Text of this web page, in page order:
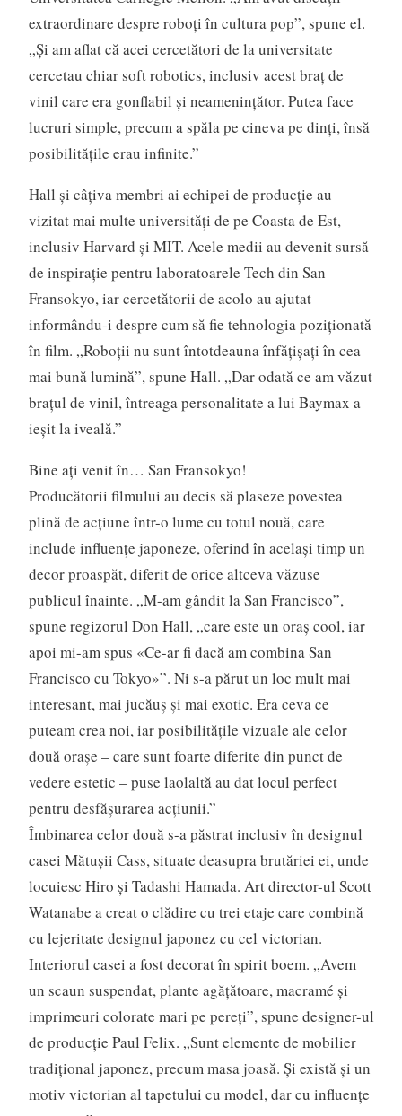
extraordinare despre roboţi în cultura pop”, spune el.
„Şi am aflat că acei cercetători de la universitate
cercetau chiar soft robotics, inclusiv acest braţ de
vinil care era gonflabil şi neameninţător. Putea face
lucruri simple, precum a spăla pe cineva pe dinţi, însă
posibilităţile erau infinite.”
Hall şi câţiva membri ai echipei de producţie au
vizitat mai multe universităţi de pe Coasta de Est,
inclusiv Harvard şi MIT. Acele medii au devenit sursă
de inspiraţie pentru laboratoarele Tech din San
Fransokyo, iar cercetătorii de acolo au ajutat
informându-i despre cum să fie tehnologia poziţionată
în film. „Roboţii nu sunt întotdeauna înfăţişaţi în cea
mai bună lumină”, spune Hall. „Dar odată ce am văzut
braţul de vinil, întreaga personalitate a lui Baymax a
ieşit la iveală.”
Bine aţi venit în… San Fransokyo!
Producătorii filmului au decis să plaseze povestea
plină de acţiune într-o lume cu totul nouă, care
include influenţe japoneze, oferind în acelaşi timp un
decor proaspăt, diferit de orice altceva văzuse
publicul înainte. „M-am gândit la San Francisco”,
spune regizorul Don Hall, „care este un oraş cool, iar
apoi mi-am spus «Ce-ar fi dacă am combina San
Francisco cu Tokyo»”. Ni s-a părut un loc mult mai
interesant, mai jucăuş şi mai exotic. Era ceva ce
puteam crea noi, iar posibilităţile vizuale ale celor
două oraşe – care sunt foarte diferite din punct de
vedere estetic – puse laolaltă au dat locul perfect
pentru desfăşurarea acţiunii.”
Îmbinarea celor două s-a păstrat inclusiv în designul
casei Mătuşii Cass, situate deasupra brutăriei ei, unde
locuiesc Hiro şi Tadashi Hamada. Art director-ul Scott
Watanabe a creat o clădire cu trei etaje care combină
cu lejeritate designul japonez cu cel victorian.
Interiorul casei a fost decorat în spirit boem. „Avem
un scaun suspendat, plante agăţătoare, macramé şi
imprimeuri colorate mari pe pereţi”, spune designer-ul
de producţie Paul Felix. „Sunt elemente de mobilier
tradiţional japonez, precum masa joasă. Şi există şi un
motiv victorian al tapetului cu model, dar cu influenţe